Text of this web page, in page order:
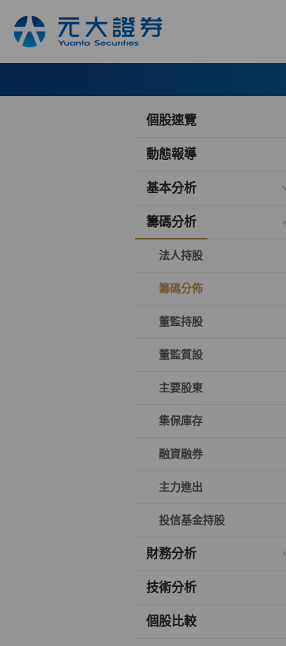
個股速覽
動態報導
基本分析
籌碼分析
法人持股
籌碼分佈
董監持股
董監質設
主要股東
集保庫存
融資融券
主力進出
投信基金持股
財務分析
技術分析
個股比較